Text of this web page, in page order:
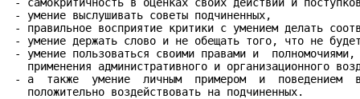
- умение выслушивать советы подчиненных,
- правильное восприятие критики с умением делать
- умение держать слово и не обещать того, что не
- умение пользоваться своими правами и
применения административного и организационного
- а  также  умение  личным  примером  и  поведением
   положительно воздействовать на подчиненных.